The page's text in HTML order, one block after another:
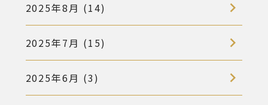
2025年8月 (14)
2025年7月 (15)
2025年6月 (3)